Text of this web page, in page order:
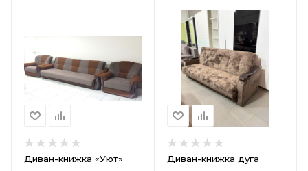
Диван-книжка «Уют» Диван-книжка дуга